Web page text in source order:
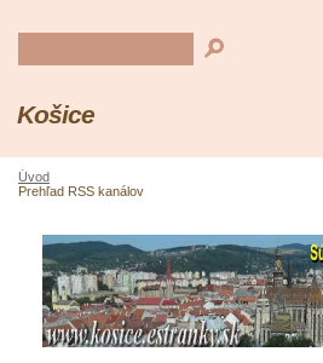
Úvod
Prehľad RSS kanálov
Košice